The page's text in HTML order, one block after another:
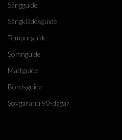
Sängguide
Sängklädesguide
Tempurguide
Sömnguide
Mattguide
Bordsguide
Sovgaranti 90-dagar